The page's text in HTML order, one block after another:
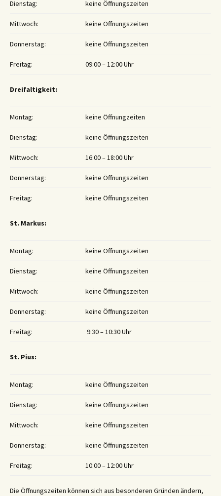
Dienstag: keine Öffnungszeiten
Mittwoch: keine Öffnungszeiten
Donnerstag: keine Öffnungszeiten
Freitag: 09:00 – 12:00 Uhr
Dreifaltigkeit:
Montag: keine Öffnungzeiten
Dienstag: keine Öffnungszeiten
Mittwoch: 16:00 – 18:00 Uhr
Donnerstag: keine Öffnungszeiten
Freitag: keine Öffnungszeiten
St. Markus:
Montag: keine Öffnungszeiten
Dienstag: keine Öffnungszeiten
Mittwoch: keine Öffnungszeiten
Donnerstag: keine Öffnungszeiten
Freitag: 9:30 – 10:30 Uhr
St. Pius:
Montag: keine Öffnungszeiten
Dienstag: keine Öffnungszeiten
Mittwoch: keine Öffnungszeiten
Donnerstag: keine Öffnungszeiten
Freitag: 10:00 – 12:00 Uhr
Die Öffnungszeiten können sich aus besonderen Gründen ändern,